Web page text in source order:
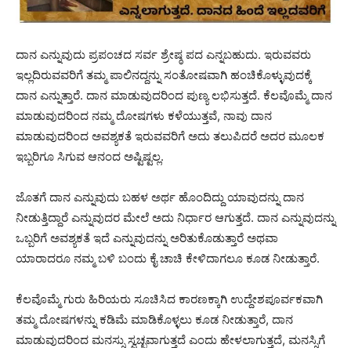
ದಾನ ಎನ್ನುವುದು ಪ್ರಪಂಚದ ಸರ್ವ ಶ್ರೇಷ್ಠ ಪದ ಎನ್ನಬಹುದು. ಇರುವವರು
ಇಲ್ಲದಿರುವವರಿಗೆ ತಮ್ಮ ಪಾಲಿನದ್ದನ್ನು ಸಂತೋಷವಾಗಿ ಹಂಚಿಕೊಳ್ಳುವುದಕ್ಕೆ
ದಾನ ಎನ್ನುತ್ತಾರೆ. ದಾನ ಮಾಡುವುದರಿಂದ ಪುಣ್ಯ ಲಭಿಸುತ್ತದೆ. ಕೆಲವೊಮ್ಮೆ ದಾನ
ಮಾಡುವುದರಿಂದ ನಮ್ಮ ದೋಷಗಳು ಕಳೆಯುತ್ತವೆ, ನಾವು ದಾನ
ಮಾಡುವುದರಿಂದ ಅವಶ್ಯಕತೆ ಇರುವವರಿಗೆ ಅದು ತಲುಪಿದರೆ ಅದರ ಮೂಲಕ
ಇಬ್ಬರಿಗೂ ಸಿಗುವ ಆನಂದ ಅಷ್ಟಿಷ್ಟಲ್ಲ.
ಜೊತಗೆ ದಾನ ಎನ್ನುವುದು ಬಹಳ ಅರ್ಥ ಹೊಂದಿದ್ದು ಯಾವುದನ್ನು ದಾನ
ನೀಡುತ್ತಿದ್ದಾರೆ ಎನ್ನುವುದರ ಮೇಲೆ ಅದು ನಿರ್ಧಾರ ಆಗುತ್ತದೆ. ದಾನ ಎನ್ನುವುದನ್ನು
ಒಬ್ಬರಿಗೆ ಅವಶ್ಯಕತೆ ಇದೆ ಎನ್ನುವುದನ್ನು ಅರಿತುಕೊಡುತ್ತಾರೆ ಅಥವಾ
ಯಾರಾದರೂ ನಮ್ಮ ಬಳಿ ಬಂದು ಕೈ ಚಾಚಿ ಕೇಳಿದಾಗಲೂ ಕೂಡ ನೀಡುತ್ತಾರೆ.
ಕೆಲವೊಮ್ಮೆ ಗುರು ಹಿರಿಯರು ಸೂಚಿಸಿದ ಕಾರಣಕ್ಕಾಗಿ ಉದ್ದೇಶಪೂರ್ವಕವಾಗಿ
ತಮ್ಮ ದೋಷಗಳನ್ನು ಕಡಿಮೆ ಮಾಡಿಕೊಳ್ಳಲು ಕೂಡ ನೀಡುತ್ತಾರೆ, ದಾನ
ಮಾಡುವುದರಿಂದ ಮನಸ್ಸು ಸ್ವಚ್ಛವಾಗುತ್ತದೆ ಎಂದು ಹೇಳಲಾಗುತ್ತದೆ, ಮನಸ್ಸಿಗೆ